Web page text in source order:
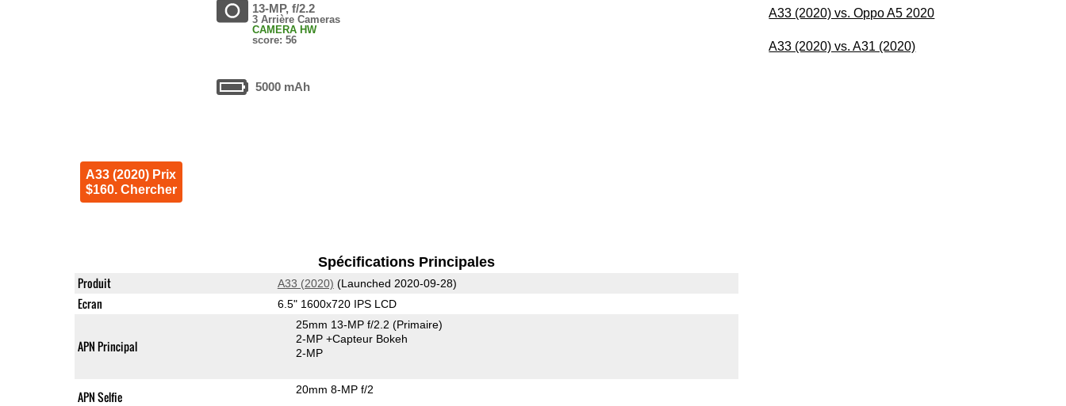
13-MP, f/2.2
3 Arrière Cameras
CAMERA HW
score: 56
5000 mAh
A33 (2020) Prix
$160. Chercher
Spécifications Principales
Produit A33 (2020) (Launched 2020-09-28)
Ecran 6.5" 1600x720 IPS LCD
APN Principal
25mm 13-MP f/2.2 (Primaire)
2-MP +Capteur Bokeh
2-MP
APN Selfie 20mm 8-MP f/2
A33 (2020) vs. Oppo A5 2020
A33 (2020) vs. A31 (2020)